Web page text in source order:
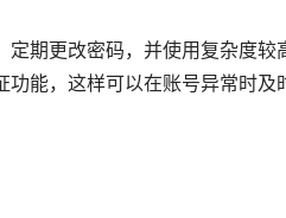
期更改密码，并使用复杂度较
能，这样可以在账号异常时及